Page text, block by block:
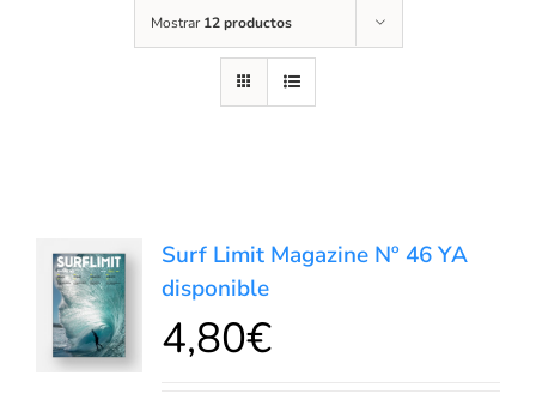
Mostrar 12 productos
AL
CARRITO
/
DETALLES
Surf Limit Magazine Nº 46 YA
disponible
4,80€